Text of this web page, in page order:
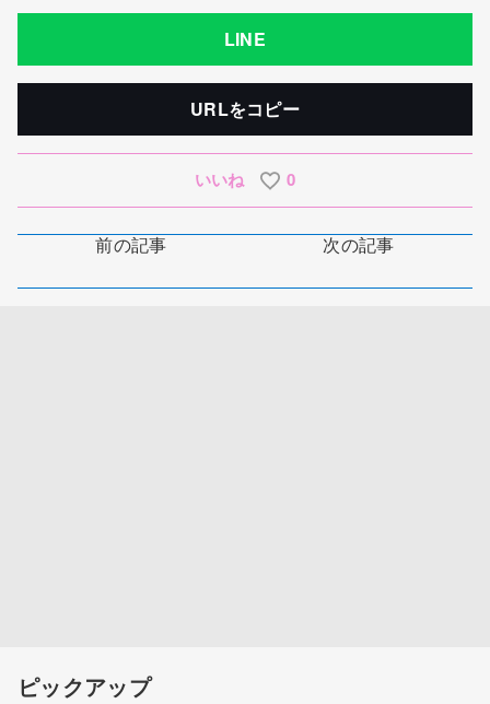
LINE
URLをコピー
いいね 0
前の記事 次の記事
ピックアップ